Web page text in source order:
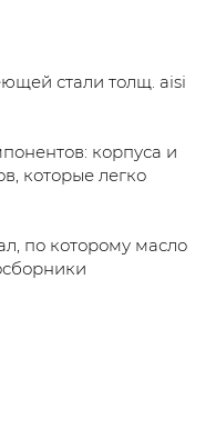
стали толщ. aisi
корпуса и
которые легко
по которому масло